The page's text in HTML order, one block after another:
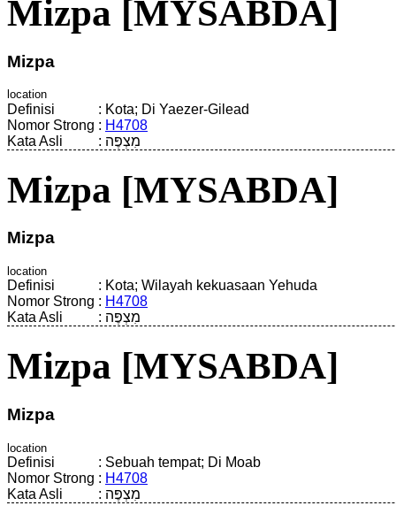
Mizpa [MYSABDA]
Mizpa
location
Definisi : Kota; Di Yaezer-Gilead
Nomor Strong : H4708
Kata Asli
: מִצְפֶּה
Mizpa [MYSABDA]
Mizpa
location
Definisi : Kota; Wilayah kekuasaan Yehuda
Nomor Strong : H4708
Kata Asli
: מִצְפֶּה
Mizpa [MYSABDA]
Mizpa
location
Definisi : Sebuah tempat; Di Moab
Nomor Strong : H4708
Kata Asli
: מִצְפֶּה